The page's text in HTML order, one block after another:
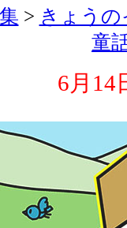
> きょう
童
6月14